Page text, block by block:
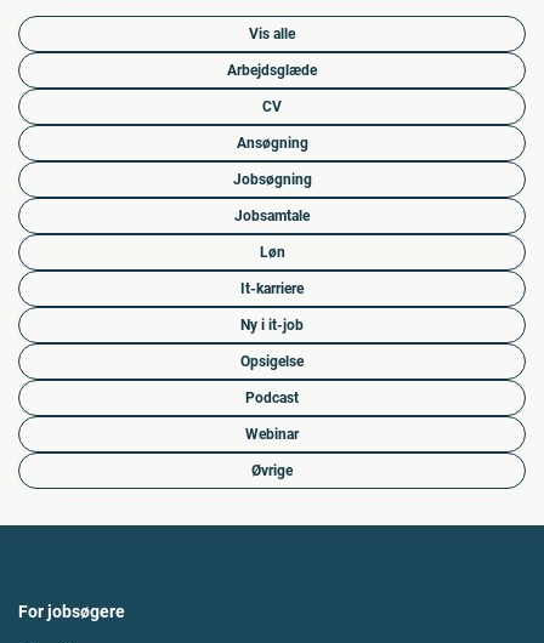
Vis alle
Arbejdsglæde
CV
Ansøgning
Jobsøgning
Jobsamtale
Løn
It-karriere
Ny i it-job
Opsigelse
Podcast
Webinar
Øvrige
For jobsøgere